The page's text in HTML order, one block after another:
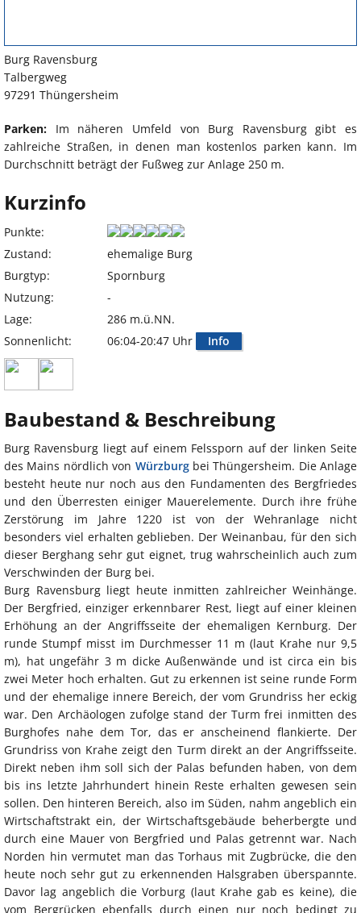
Burg Ravensburg
Talbergweg
97291 Thüngersheim
Parken: Im näheren Umfeld von Burg Ravensburg gibt es
zahlreiche Straßen, in denen man kostenlos parken kann. Im
Durchschnitt beträgt der Fußweg zur Anlage 250 m.
Kurzinfo
Punkte:
Zustand:
ehemalige Burg
Burgtyp:
Spornburg
Nutzung:
-
Lage:
286 m.ü.NN.
Sonnenlicht:
06:04-20:47 Uhr Info
Baubestand & Beschreibung
Burg Ravensburg liegt auf einem Felssporn auf der linken Seite
des Mains nördlich von Würzburgbei Thüngersheim. Die Anlage
besteht heute nur noch aus den Fundamenten des Bergfriedes
und den Überresten einiger Mauerelemente. Durch ihre frühe
Zerstörung im Jahre 1220 ist von der Wehranlage nicht
besonders viel erhalten geblieben. Der Weinanbau, für den sich
dieser Berghang sehr gut eignet, trug wahrscheinlich auch zum
Verschwinden der Burg bei.
Burg Ravensburg liegt heute inmitten zahlreicher Weinhänge.
Der Bergfried, einziger erkennbarer Rest, liegt auf einer kleinen
Erhöhung an der Angriffsseite der ehemaligen Kernburg. Der
runde Stumpf misst im Durchmesser 11 m (laut Krahe nur 9,5
m), hat ungefähr 3 m dicke Außenwände und ist circa ein bis
zwei Meter hoch erhalten. Gut zu erkennen ist seine runde Form
und der ehemalige innere Bereich, der vom Grundriss her eckig
war. Den Archäologen zufolge stand der Turm frei inmitten des
Burghofes nahe dem Tor, das er anscheinend flankierte. Der
Grundriss von Krahe zeigt den Turm direkt an der Angriffsseite.
Direkt neben ihm soll sich der Palas befunden haben, von dem
bis ins letzte Jahrhundert hinein Reste erhalten gewesen sein
sollen. Den hinteren Bereich, also im Süden, nahm angeblich ein
Wirtschaftstrakt ein, der Wirtschaftsgebäude beherbergte und
durch eine Mauer von Bergfried und Palas getrennt war. Nach
Norden hin vermutet man das Torhaus mit Zugbrücke, die den
heute noch sehr gut zu erkennenden Halsgraben überspannte.
Davor lag angeblich die Vorburg (laut Krahe gab es keine), die
vom Bergrücken ebenfalls durch einen nur noch bedingt zu